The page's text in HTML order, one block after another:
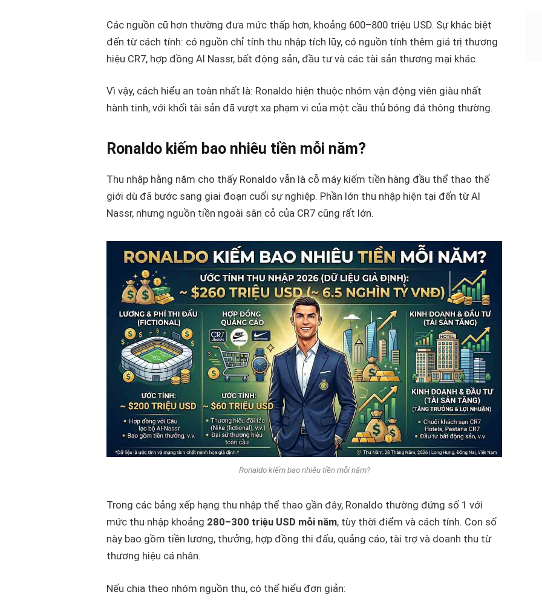
Các nguồn cũ hơn thường đưa mức thấp hơn, khoảng 600–800 triệu USD. Sự khác biệt
đến từ cách tính: có nguồn chỉ tính thu nhập tích lũy, có nguồn tính thêm giá trị thương
hiệu CR7, hợp đồng Al Nassr, bất động sản, đầu tư và các tài sản thương mại khác.
Vì vậy, cách hiểu an toàn nhất là: Ronaldo hiện thuộc nhóm vận động viên giàu nhất
hành tinh, với khối tài sản đã vượt xa phạm vi của một cầu thủ bóng đá thông thường.
Ronaldo kiếm bao nhiêu tiền mỗi năm?
Thu nhập hằng năm cho thấy Ronaldo vẫn là cỗ máy kiếm tiền hàng đầu thể thao thế
giới dù đã bước sang giai đoạn cuối sự nghiệp. Phần lớn thu nhập hiện tại đến từ Al
Nassr, nhưng nguồn tiền ngoài sân cỏ của CR7 cũng rất lớn.
Ronaldo kiếm bao nhiêu tiền mỗi năm?
Trong các bảng xếp hạng thu nhập thể thao gần đây, Ronaldo thường đứng số 1 với
mức thu nhập khoảng 280–300 triệu USD mỗi năm, tùy thời điểm và cách tính. Con số
này bao gồm tiền lương, thưởng, hợp đồng thi đấu, quảng cáo, tài trợ và doanh thu từ
thương hiệu cá nhân.
Nếu chia theo nhóm nguồn thu, có thể hiểu đơn giản: